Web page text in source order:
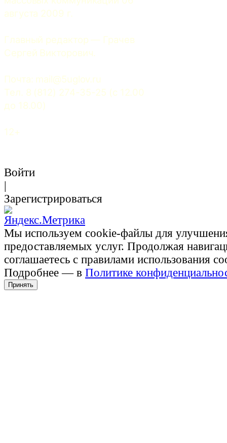
августа 2009 г.
Главный редактор — Грачев
Сергей Викторович.
Почта: mail@5uglov.ru
Тел. 8 (812) 274-35-25 (c 12.00
до 18.00)
12+
Войти
|
Зарегистрироваться
Мы используем cookie-файлы для
предоставляемых услуг. Продолжая
соглашаетесь с правилами использования
Подробнее — в Политике
Принять